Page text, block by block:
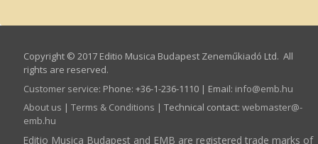
Copyright © 2017 Editio Musica Budapest Zeneműkiadó Ltd. All
rights are reserved.
Customer service: Phone: +36-1-236-1110 | Email: info­@­emb.hu
About us | Terms & Conditions | Technical contact: webmaster­@­
emb.hu
Editio Musica Budapest and EMB are registered trade marks of